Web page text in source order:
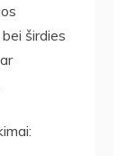
širdies